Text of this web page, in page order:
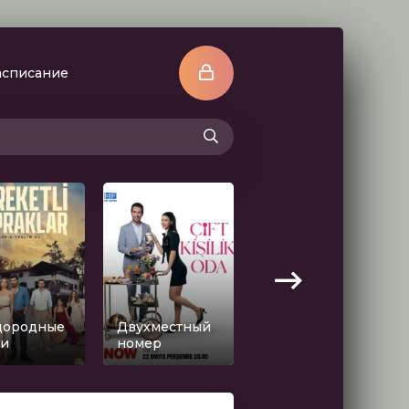
Двухместный
номер